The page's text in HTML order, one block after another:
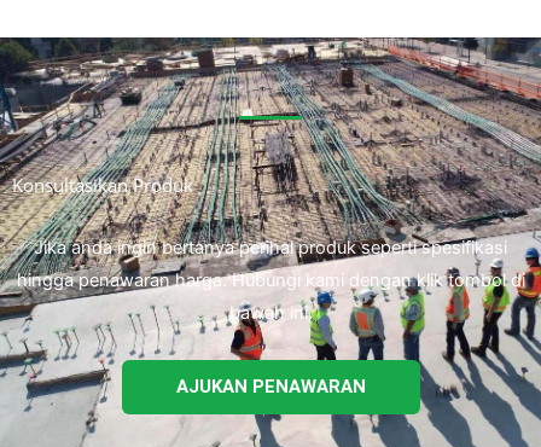
Konsultasikan Produk
Jika anda ingin bertanya perihal produk seperti spesifikasi
hingga penawaran harga. Hubungi kami dengan klik tombol di
bawah ini.
AJUKAN PENAWARAN